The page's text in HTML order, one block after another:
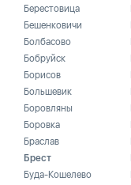
Берестовица
Бешенковичи
Болбасово
Бобруйск
Борисов
Большевик
Боровляны
Боровка
Браслав
Брест
Буда-Кошелево